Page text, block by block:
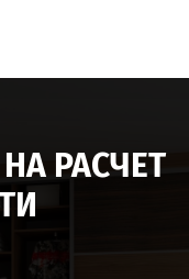
НА РАСЧЕТ